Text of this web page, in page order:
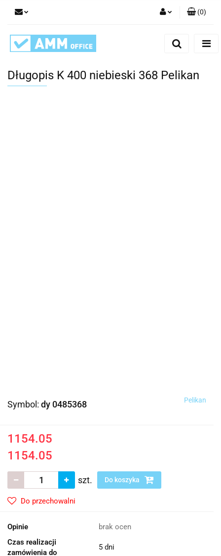
(0)
Długopis K 400 niebieski 368 Pelikan
Symbol: dy 0485368 Pelikan
1154.05
1154.05
szt. Do koszyka
Do przechowalni
Opinie
brak ocen
Czas realizacji
zamówienia do
5 dni